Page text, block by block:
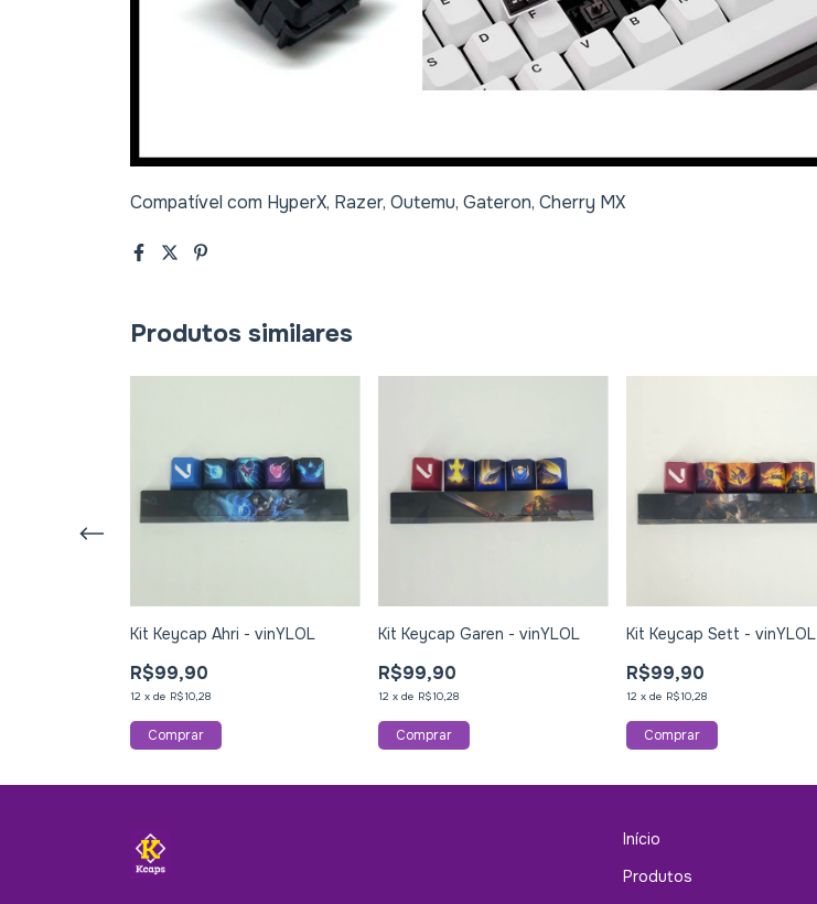
Compatível com HyperX, Razer, Outemu, Gateron, Cherry MX
Produtos similares
Kit Keycap Ahri - vinYLOL
R$99,90
12 x de R$10,28
Kit Keycap Garen - vinYLOL
R$99,90
12 x de R$10,28
Kit Keycap Sett - vinYLOL
R$99,90
12 x de R$10,28
Início
Produtos